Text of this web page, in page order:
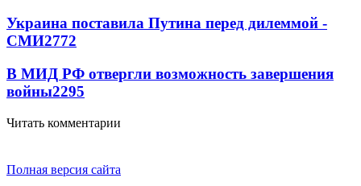
Украина поставила Путина перед дилеммой -
СМИ2772
В МИД РФ отвергли возможность завершения
войны2295
Читать комментарии
Полная версия сайта